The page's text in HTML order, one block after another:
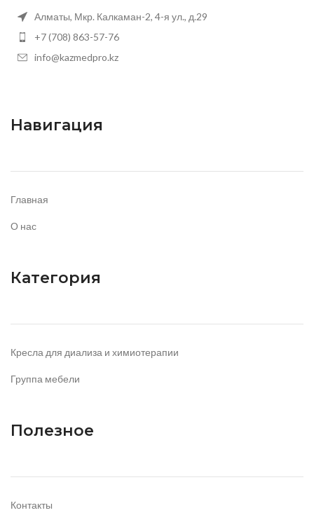
Алматы, Мкр. Калкаман-2, 4-я ул., д.29
+7 (708) 863-57-76
info@kazmedpro.kz
Навигация
Главная
О нас
Категория
Кресла для диализа и химиотерапии
Группа мебели
Полезное
Контакты